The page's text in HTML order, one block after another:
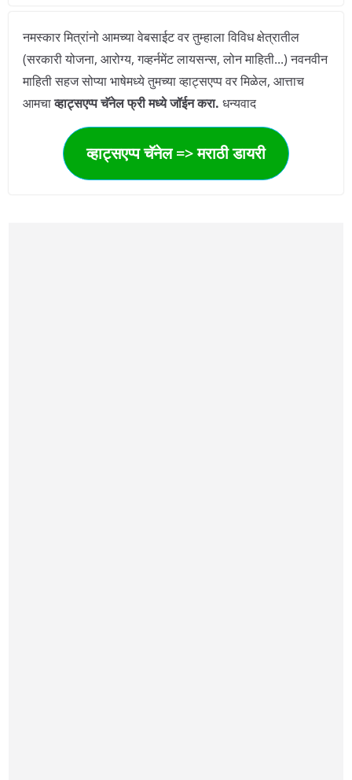
नमस्कार मित्रांनो आमच्या वेबसाईट वर तुम्हाला विविध क्षेत्रातील
(सरकारी योजना, आरोग्य, गव्हर्नमेंट लायसन्स, लोन माहिती...) नवनवीन
माहिती सहज सोप्या भाषेमध्ये तुमच्या व्हाट्सएप्प वर मिळेल, आत्ताच
आमचाव्हाट्सएप्प चॅनेल फ्री मध्ये जॉईन करा. धन्यवाद
व्हाट्सएप्प चॅनेल => मराठी डायरी